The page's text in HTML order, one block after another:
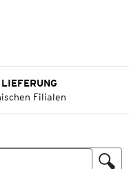
Filialen